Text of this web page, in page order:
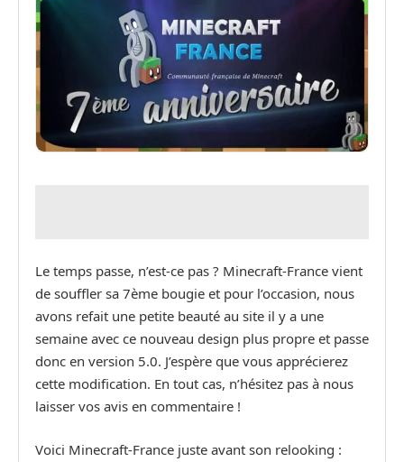
Le temps passe, n’est-ce pas ? Minecraft-France vient
de souffler sa 7ème bougie et pour l’occasion, nous
avons refait une petite beauté au site il y a une
semaine avec ce nouveau design plus propre et passe
donc en version 5.0. J’espère que vous apprécierez
cette modification. En tout cas, n’hésitez pas à nous
laisser vos avis en commentaire !
Voici Minecraft-France juste avant son relooking :